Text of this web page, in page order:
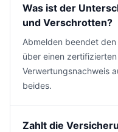
Was ist der
und Verschrotten?
Abmelden beendet
über einen
Verwertungsnachweis
beides.
Zahlt die